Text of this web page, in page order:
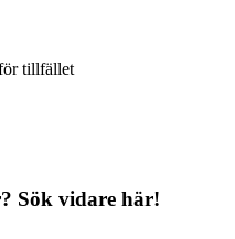
tillfället
Sök vidare här!